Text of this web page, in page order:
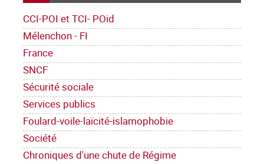
CCI-POI et TCI- POid
Mélenchon - FI
France
SNCF
Sécurité sociale
Services publics
Foulard-voile-laïcité-islamophobie
Société
Chroniques d'une chute de Régime